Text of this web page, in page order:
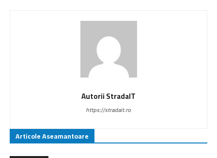
Autorii StradaIT
https://stradait.ro
Articole Aseamantoare